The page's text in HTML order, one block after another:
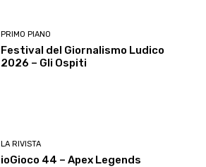
PRIMO PIANO
Festival del Giornalismo Ludico
2026 – Gli Ospiti
LA RIVISTA
ioGioco 44 – Apex Legends